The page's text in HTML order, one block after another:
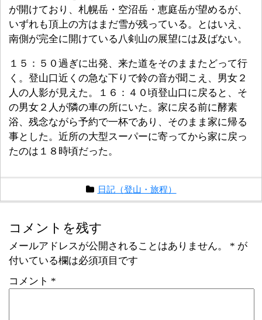
が開けており、札幌岳・空沼岳・恵庭岳が望めるが、
いずれも頂上の方はまだ雪が残っている。とはいえ、
南側が完全に開けている八剣山の展望には及ばない。
１５：５０過ぎに出発、来た道をそのままたどって行
く。登山口近くの急な下りで鈴の音が聞こえ、男女２
人の人影が見えた。１６：４０頃登山口に戻ると、そ
の男女２人が隣の車の所にいた。家に戻る前に酵素
浴、残念ながら予約で一杯であり、そのまま家に帰る
事とした。近所の大型スーパーに寄ってから家に戻っ
たのは１８時頃だった。
日記（登山・旅程）
コメントを残す
メールアドレスが公開されることはありません。 * が
付いている欄は必須項目です
コメント *